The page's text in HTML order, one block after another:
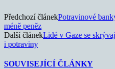
Předchozí článekPotravinové
méně peněz
Další článekLidé v Gaze se
i potraviny
SOUVISEJÍCÍ ČLÁNKY